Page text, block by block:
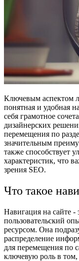
Ключевым аспектом
понятная и удобная
себя грамотное
дизайнерских
перемещения по
значительным
также способствует
характеристик, что
зрения SEO.
Что такое
Навигация на сайте
пользовательский
ресурсом. Она
распределение
для перемещения по
ключевую роль в